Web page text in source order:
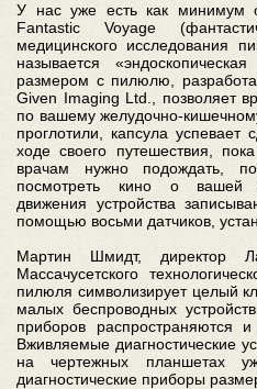
У нас уже есть как минимум
Fantastic Voyage
медицинского исследования
называется
размером с пилюлю,
Given Imaging Ltd., позволяет
по вашему желудочно-
проглотили, капсула успевает
ходе своего путешествия,
врачам нужно подождать,
посмотреть кино о вашей
движения устройства
помощью восьми датчиков,
Мартин Шмидт, директор
Массачусетского
пилюля символизирует целый
малых беспроводных
приборов распространяются и
Вживляемые диагностические
на чертежных планшетах
диагностические приборы